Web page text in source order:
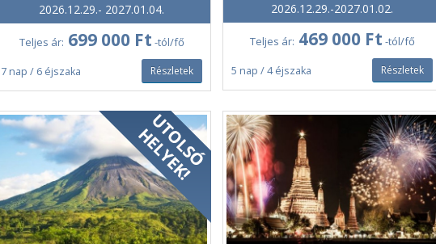
2026.12.29.- 2027.01.04.
Teljes ár: 699 000 Ft -tól/fő
7 nap / 6 éjszaka Részletek
2026.12.29.-2027.01.02.
Teljes ár: 469 000 Ft -tól/fő
5 nap / 4 éjszaka Részletek